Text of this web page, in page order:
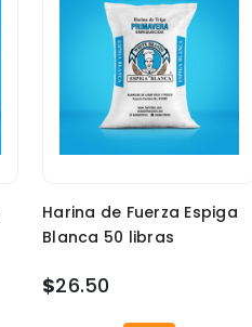
Harina de Fuerza Espiga
Blanca 50 libras
$26.50